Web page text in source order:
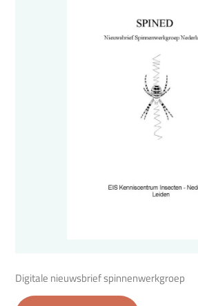
Digitale nieuwsbrief spinnenwerkgroep